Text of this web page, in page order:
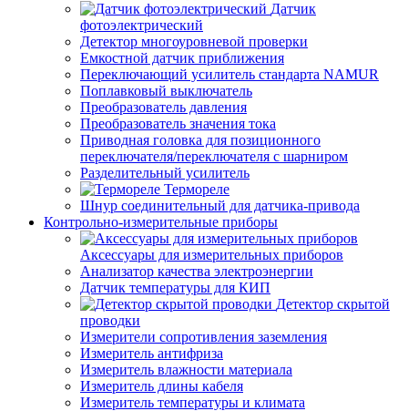
Датчик
фотоэлектрический
Детектор многоуровневой проверки
Емкостной датчик приближения
Переключающий усилитель стандарта NAMUR
Поплавковый выключатель
Преобразователь давления
Преобразователь значения тока
Приводная головка для позиционного
переключателя/переключателя с шарниром
Разделительный усилитель
Термореле
Шнур соединительный для датчика-привода
Контрольно-измерительные приборы
Аксессуары для измерительных приборов
Анализатор качества электроэнергии
Датчик температуры для КИП
Детектор скрытой
проводки
Измерители сопротивления заземления
Измеритель антифриза
Измеритель влажности материала
Измеритель длины кабеля
Измеритель температуры и климата